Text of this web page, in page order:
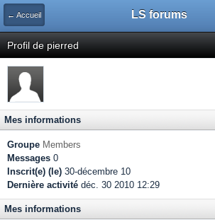
← Accueil LS forums
Profil de pierred
Mes informations
Groupe Members
Messages 0
Inscrit(e) (le) 30-décembre 10
Dernière activité déc. 30 2010 12:29
Mes informations